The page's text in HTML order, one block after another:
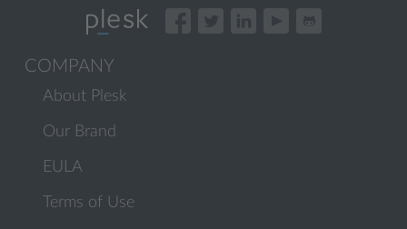
COMPANY
About Plesk
Our Brand
EULA
Terms of Use